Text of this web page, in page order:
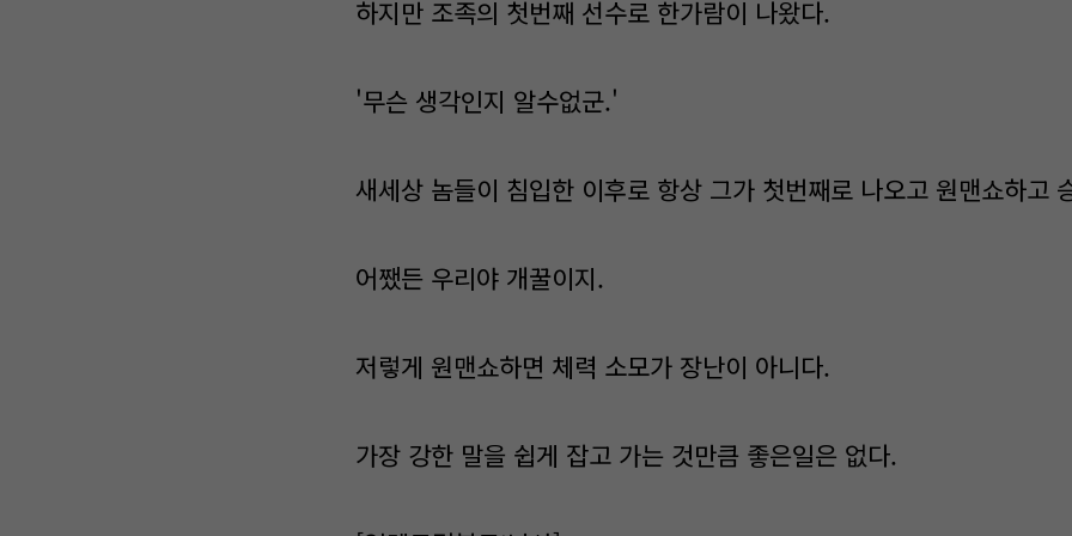
하지만 조족의 첫번째 선수로 한가람이 나왔다.
'무슨 생각인지 알수없군.'
새세상 놈들이 침입한 이후로 항상 그가 첫번째로 나오고 원맨쇼하고
어쨌든 우리야 개꿀이지.
저렇게 원맨쇼하면 체력 소모가 장난이 아니다.
가장 강한 말을 쉽게 잡고 가는 것만큼 좋은일은 없다.